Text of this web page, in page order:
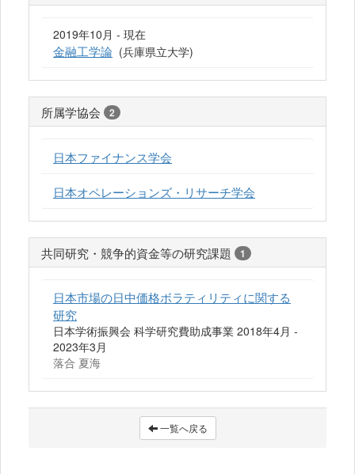
2019年10月 - 現在
金融工学論 (兵庫県立大学)
所属学協会 2
日本ファイナンス学会
日本オペレーションズ・リサーチ学会
共同研究・競争的資金等の研究課題 1
日本市場の日中価格ボラティリティに関する
研究
日本学術振興会 科学研究費助成事業 2018年4月 -
2023年3月
落合 夏海
一覧へ戻る